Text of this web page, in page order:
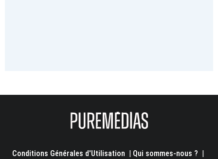
Conditions Générales d'Utilisation Qui sommes-nous ?